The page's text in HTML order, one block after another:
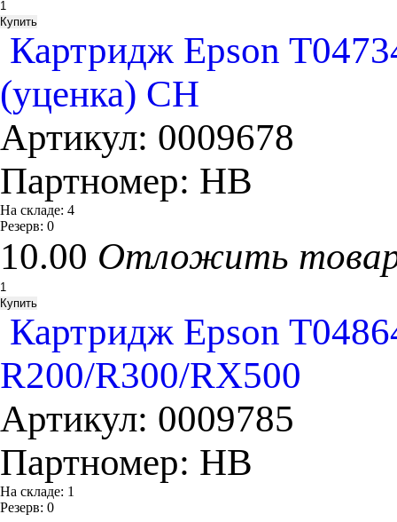
Картридж Epson
(уценка) СН
Артикул: 0009678
Партномер: HB
На складе: 4
Резерв: 0
10.00 Отложить
Картридж Epson
R200/R300/RX500
Артикул: 0009785
Партномер: HB
На складе: 1
Резерв: 0